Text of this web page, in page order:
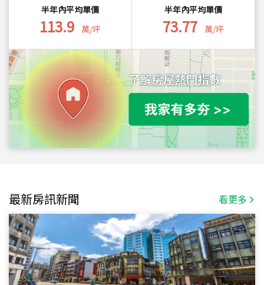
半年內平均單價
113.9 萬/坪
半年內平均單價
73.77 萬/坪
最新房訊新聞 看更多